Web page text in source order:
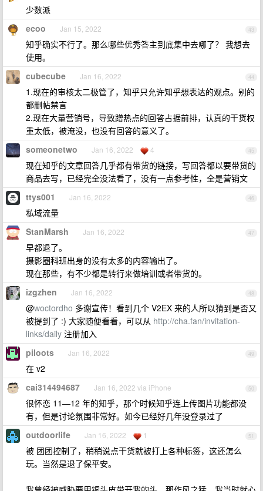
少数派
43
ecoo Jan 15, 2022
知乎确实不行了。那么哪些优秀答主到底集中去哪了？ 我想去
使用。
44
cubecube Jan 16, 2022
1.现在的审核太二极管了，知乎只允许知乎想表达的观点。别的
都删帖禁言
2.现在大量营销号，导致蹭热点的回答占据前排，认真的干货权
重太低，被淹没，也没有回答的意义了。
45
someonetwo Jan 16, 2022 4
现在知乎的文章回答几乎都有带货的链接，写回答都以要带货的
商品去写，已经完全没法看了，没有一点参考性，全是营销文
46
ttys001 Jan 16, 2022
私域流量
47
StanMarsh Jan 16, 2022
早都退了。
摄影圈科班出身的没有太多的内容输出了。
现在那些，有不少都是转行来做培训或者带货的。
48
izgzhen Jan 16, 2022
@woctordho 多谢宣传！看到几个 V2EX 来的人所以猜到是否又
被提到了 :) 大家随便看看，可以从 http://cha.fan/invitation-
links/daily 注册加入
49
piloots Jan 16, 2022
在 v2
50
cai314494687 Jan 16, 2022 via iPhone
很怀恋 11—12 年的知乎，那个时候知乎连上传图片功能都没
有，但是讨论氛围非常好。如今已经好几年没登录过了
51
outdoorlife Jan 16, 2022 1
被 团团控制了，稍稍说点干货就被打上各种标签，这还怎么
玩。当然是退了保平安。